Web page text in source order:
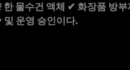
물수건 액체 ✔ 화장품 방
운영 승인이다.